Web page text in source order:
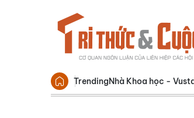
TrendingNhà Khoa học -